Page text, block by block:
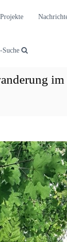
Projekte
Suche